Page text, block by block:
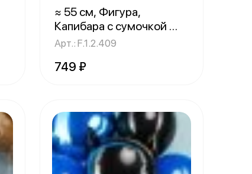
≈ 55 см, Фигура,
Капибара с сумочкой
1 шт.
Арт.: F.1.2.409
749 ₽